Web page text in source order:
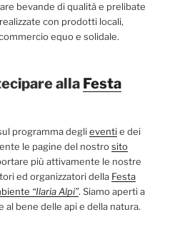
bevande di qualità e prelibate
con prodotti locali,
equo e solidale.
alla Festa
programma degli eventi e dei
le pagine del nostrosito
più attivamente le nostre
ed organizzatori della Festa
“Ilaria Alpi”. Siamo aperti a
bene delle api e della natura.